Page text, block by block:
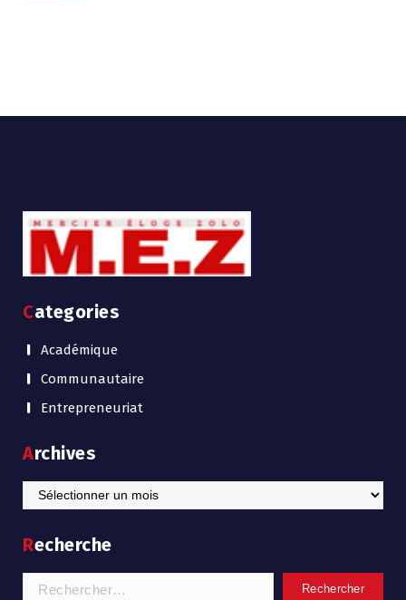
Categories
Académique
Communautaire
Entrepreneuriat
Archives
Archives
Recherche
Rechercher :